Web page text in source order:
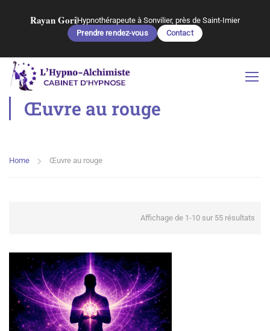
Rayan GoriHypnothérapeute à Sonvilier, près de Saint-Imier
Prendre rendez-vous
Contact
Œuvre au rouge
Home Œuvre au rouge
Affichage de 1-10 sur 55 résultats